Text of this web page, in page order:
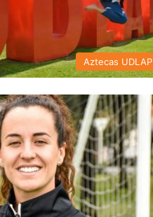
Aztecas UDLAP